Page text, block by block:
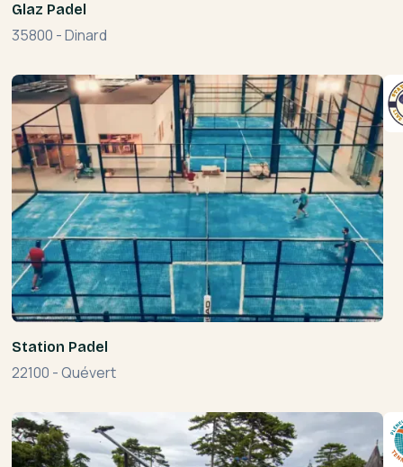
Glaz Padel
35800 -Dinard
Station Padel
22100 -Quévert